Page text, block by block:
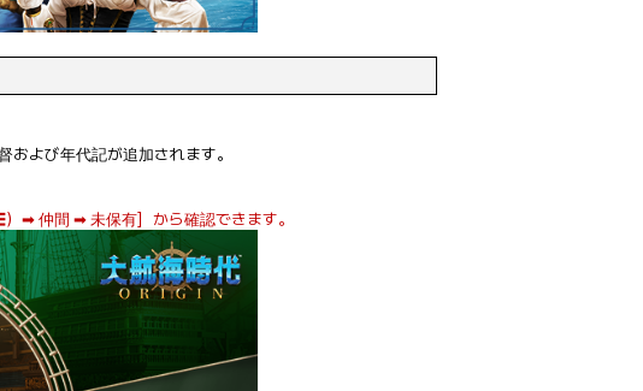
よび年代記が追加されます。
➡ 仲間 ➡ 未保有］から確認できます。